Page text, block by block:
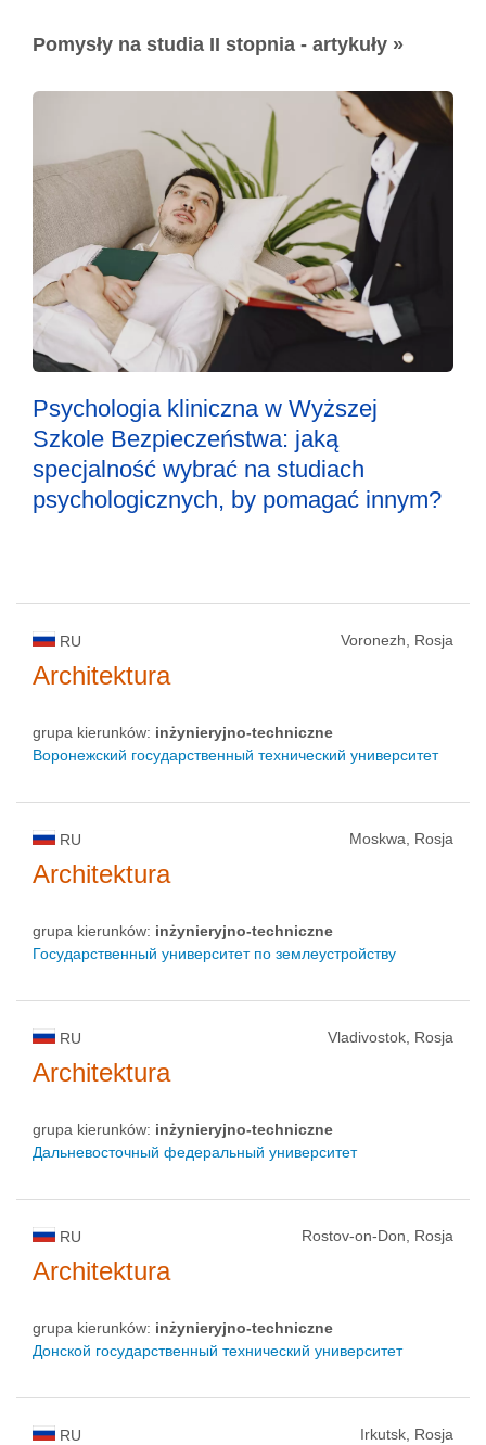
Pomysły na studia II stopnia - artykuły »
Psychologia kliniczna w Wyższej
Szkole Bezpieczeństwa: jaką
specjalność wybrać na studiach
psychologicznych, by pomagać innym?
RU Voronezh, Rosja
Architektura
grupa kierunków: inżynieryjno-techniczne
Воронежский государственный технический университет
RU Moskwa, Rosja
Architektura
grupa kierunków: inżynieryjno-techniczne
Государственный университет по землеустройству
RU Vladivostok, Rosja
Architektura
grupa kierunków: inżynieryjno-techniczne
Дальневосточный федеральный университет
RU Rostov-on-Don, Rosja
Architektura
grupa kierunków: inżynieryjno-techniczne
Донской государственный технический университет
RU Irkutsk, Rosja